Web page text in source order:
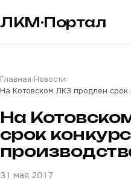
ЛКМ·Портал
Главная›Новости›
На Котовском ЛКЗ продлен срок
На
срок
31 мая 2017